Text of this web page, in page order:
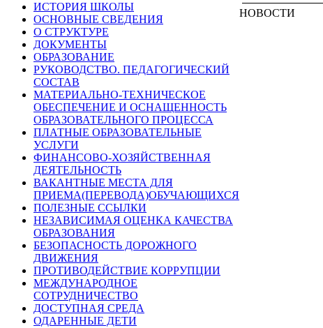
ИСТОРИЯ ШКОЛЫ
ОСНОВНЫЕ СВЕДЕНИЯ
О СТРУКТУРЕ
ДОКУМЕНТЫ
ОБРАЗОВАНИЕ
РУКОВОДСТВО. ПЕДАГОГИЧЕСКИЙ
СОСТАВ
МАТЕРИАЛЬНО-ТЕХНИЧЕСКОЕ
ОБЕСПЕЧЕНИЕ И ОСНАЩЕННОСТЬ
ОБРАЗОВАТЕЛЬНОГО ПРОЦЕССА
ПЛАТНЫЕ ОБРАЗОВАТЕЛЬНЫЕ
УСЛУГИ
ФИНАНСОВО-ХОЗЯЙСТВЕННАЯ
ДЕЯТЕЛЬНОСТЬ
ВАКАНТНЫЕ МЕСТА ДЛЯ
ПРИЕМА(ПЕРЕВОДА)ОБУЧАЮЩИХСЯ
ПОЛЕЗНЫЕ ССЫЛКИ
НЕЗАВИСИМАЯ ОЦЕНКА КАЧЕСТВА
ОБРАЗОВАНИЯ
БЕЗОПАСНОСТЬ ДОРОЖНОГО
ДВИЖЕНИЯ
ПРОТИВОДЕЙСТВИЕ КОРРУПЦИИ
МЕЖДУНАРОДНОЕ
СОТРУДНИЧЕСТВО
ДОСТУПНАЯ СРЕДА
ОДАРЕННЫЕ ДЕТИ
НОВОСТИ